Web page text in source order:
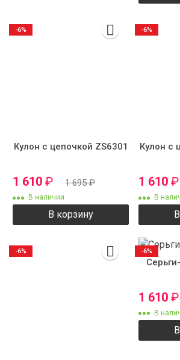
Кулон с цепочкой ZS6301
1 610 ₽ 1 695₽
В наличии
В корзину
-6%
Кулон с
1 610 ₽
В
-6%
-6%
1 610 ₽
В
-6%